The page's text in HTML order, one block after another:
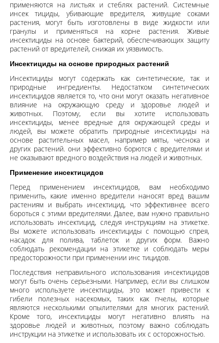
применяются на листьях и стеблях растений. Системные
инсек тициды, убивающие вредителя, живущие соками
растения, могут быть изготовлены в виде жидкости или
гранулы и применяться на корне растения. Живые
инсектициды на основе бактерий, обеспечивающих защиту
растений от вредителей, снижая их уязвимость.
Инсектициды на основе природных растений
Инсектициды могут содержать как синтетические, так и
природные ингредиенты. Недостатком синтетических
инсектицидов является то, что они могут оказать негативное
влияние на окружающую среду и здоровье людей и
животных. Поэтому, если вы хотите использовать
инсектициды, менее вредные для окружающей среды и
людей, вы можете обратить природные инсектициды на
основе растительных масел, например мяты, чеснока и
других растений. они эффективно борются с вредителями и
не оказывают вредного воздействия на людей и животных.
Применение инсектицидов
Перед применением инсектицидов, вам необходимо
применить, какие именно вредители наносят вред вашим
растениям и выбрать инсектицид, что эффективнее всего
бороться с этими вредителями. Далее, вам нужно правильно
использовать инсектицид, следуя инструкциям на этикетке.
Вы можете использовать инсектициды с помощью спрея,
насадок для полива, таблеток и других форм. Важно
соблюдать рекомендации на этикетке и соблюдать меры
предосторожности при применении инс тицидов.
Последствия неправильного использования инсектицидов
могут быть очень серьезными. Например, если вы слишком
много используете инсектициды, это может привести к
гибели полезных насекомых, таких как пчелы, которые
являются несколькими опылителями для многих растений.
Кроме того, инсектициды могут негативно влиять на
здоровье людей и животных, поэтому важно соблюдать
инструкции на этикетке и использовать их с осторожностью.